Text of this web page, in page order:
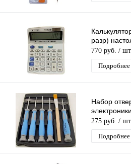
разр)
770 руб. / шт
Подробнее
Набор
275 руб. / шт
Подробнее